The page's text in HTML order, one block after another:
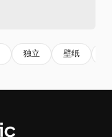
独立 壁纸